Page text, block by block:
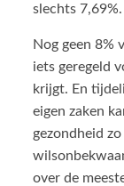
slechts 7,69%.
Nog geen 8%
iets geregeld
krijgt. En
eigen zaken
gezondheid
over de